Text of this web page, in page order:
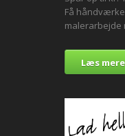
Få
malerarbejde
Læs